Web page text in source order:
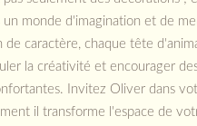
un monde d'imagination et de
de caractère, chaque tête
la créativité et encourager
Invitez Oliver dans
il transforme l'espace de